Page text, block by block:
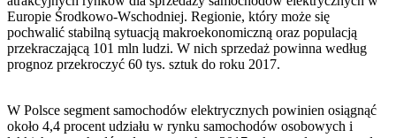
Europie Środkowo-Wschodniej. Regionie, który może się
pochwalić stabilną sytuacją makroekonomiczną oraz populacją
przekraczającą 101 mln ludzi. W nich sprzedaż powinna według
prognoz przekroczyć 60 tys. sztuk do roku 2017.
W Polsce segment samochodów elektrycznych powinien osiągnąć
około 4,4 procent udziału w rynku samochodów osobowych i